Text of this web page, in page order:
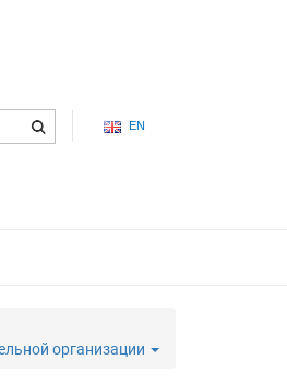
EN
организации